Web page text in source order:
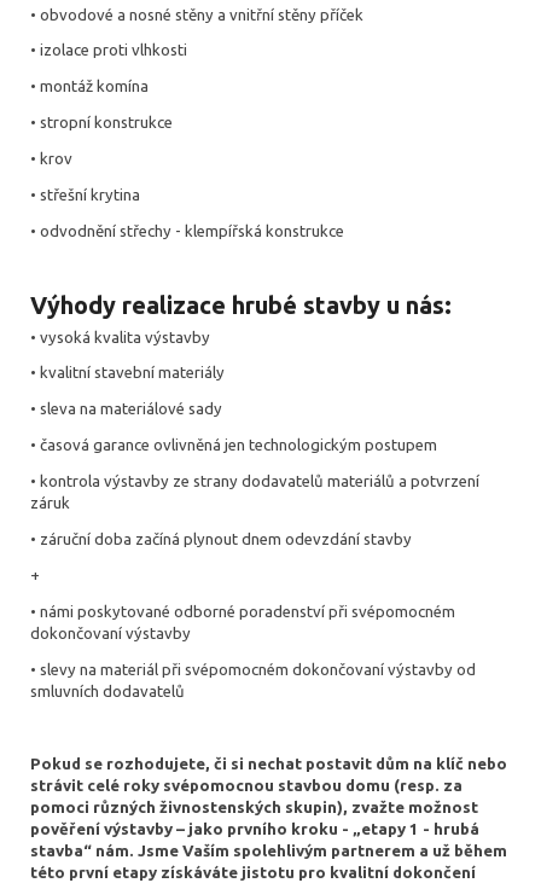
• obvodové a nosné stěny a vnitřní stěny příček
• izolace proti vlhkosti
• montáž komína
• stropní konstrukce
• krov
• střešní krytina
• odvodnění střechy - klempířská konstrukce
Výhody realizace hrubé stavby u nás:
• vysoká kvalita výstavby
• kvalitní stavební materiály
• sleva na materiálové sady
• časová garance ovlivněná jen technologickým postupem
• kontrola výstavby ze strany dodavatelů materiálů a potvrzení
záruk
• záruční doba začíná plynout dnem odevzdání stavby
+
• námi poskytované odborné poradenství při svépomocném
dokončovaní výstavby
• slevy na materiál při svépomocném dokončovaní výstavby od
smluvních dodavatelů
Pokud se rozhodujete, či si nechat postavit dům na klíč nebo
strávit celé roky svépomocnou stavbou domu (resp. za
pomoci různých živnostenských skupin), zvažte možnost
pověření výstavby – jako prvního kroku - „etapy 1 - hrubá
stavba“ nám. Jsme Vaším spolehlivým partnerem a už během
této první etapy získáváte jistotu pro kvalitní dokončení